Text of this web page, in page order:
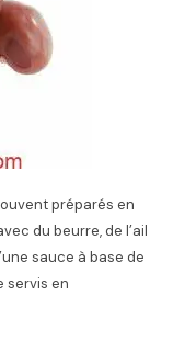
préparés en
du beurre, de l’ail
sauce à base de
servis en